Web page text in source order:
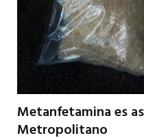
Metanfetamina es
Metropolitano